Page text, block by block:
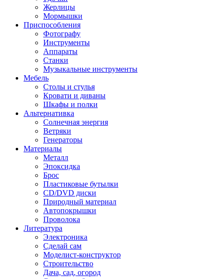
Жерлицы
Мормышки
Приспособления
Фотографу
Инструменты
Аппараты
Станки
Музыкальные инструменты
Мебель
Столы и стулья
Кровати и диваны
Шкафы и полки
Альтернативка
Солнечная энергия
Ветряки
Генераторы
Материалы
Металл
Эпоксидка
Брос
Пластиковые бутылки
CD/DVD диски
Природный материал
Автопокрышки
Проволока
Литература
Электроника
Сделай сам
Моделист-конструктор
Строительство
Дача, сад, огород